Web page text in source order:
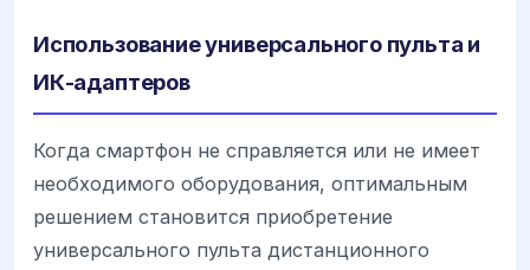
Использование универсального пульта и
ИК-адаптеров
Когда смартфон не справляется или не имеет
необходимого оборудования, оптимальным
решением становится приобретение
универсального пульта дистанционного